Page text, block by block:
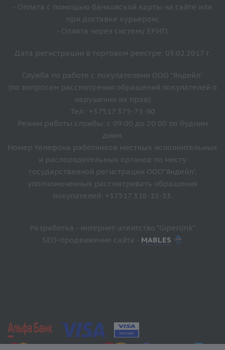
- Оплата с помощью банковской карты на сайте или
при доставке курьером;
- Оплата через систему ЕРИП.
Дата регистрации в торговом реестре: 03.02.2017 г.
Служба по работе с покупателями ООО "Яндейл"
(по вопросам рассмотрения обращений покупателей о
нарушении их прав)
Тел.: +37517 375-71-90
Режим работы службы: с 09:00 до 20:00 по будним
дням.
Номер телефона работников местных исполнительных
и распорядительных органов по месту
государственной регистрации ООО"Яндейл",
уполномоченных рассматривать обращения
покупателей: +37517 318-13-33.
Разработка - интернет-агентство "Giperlink"
SEO-продвижение сайта - MABLES